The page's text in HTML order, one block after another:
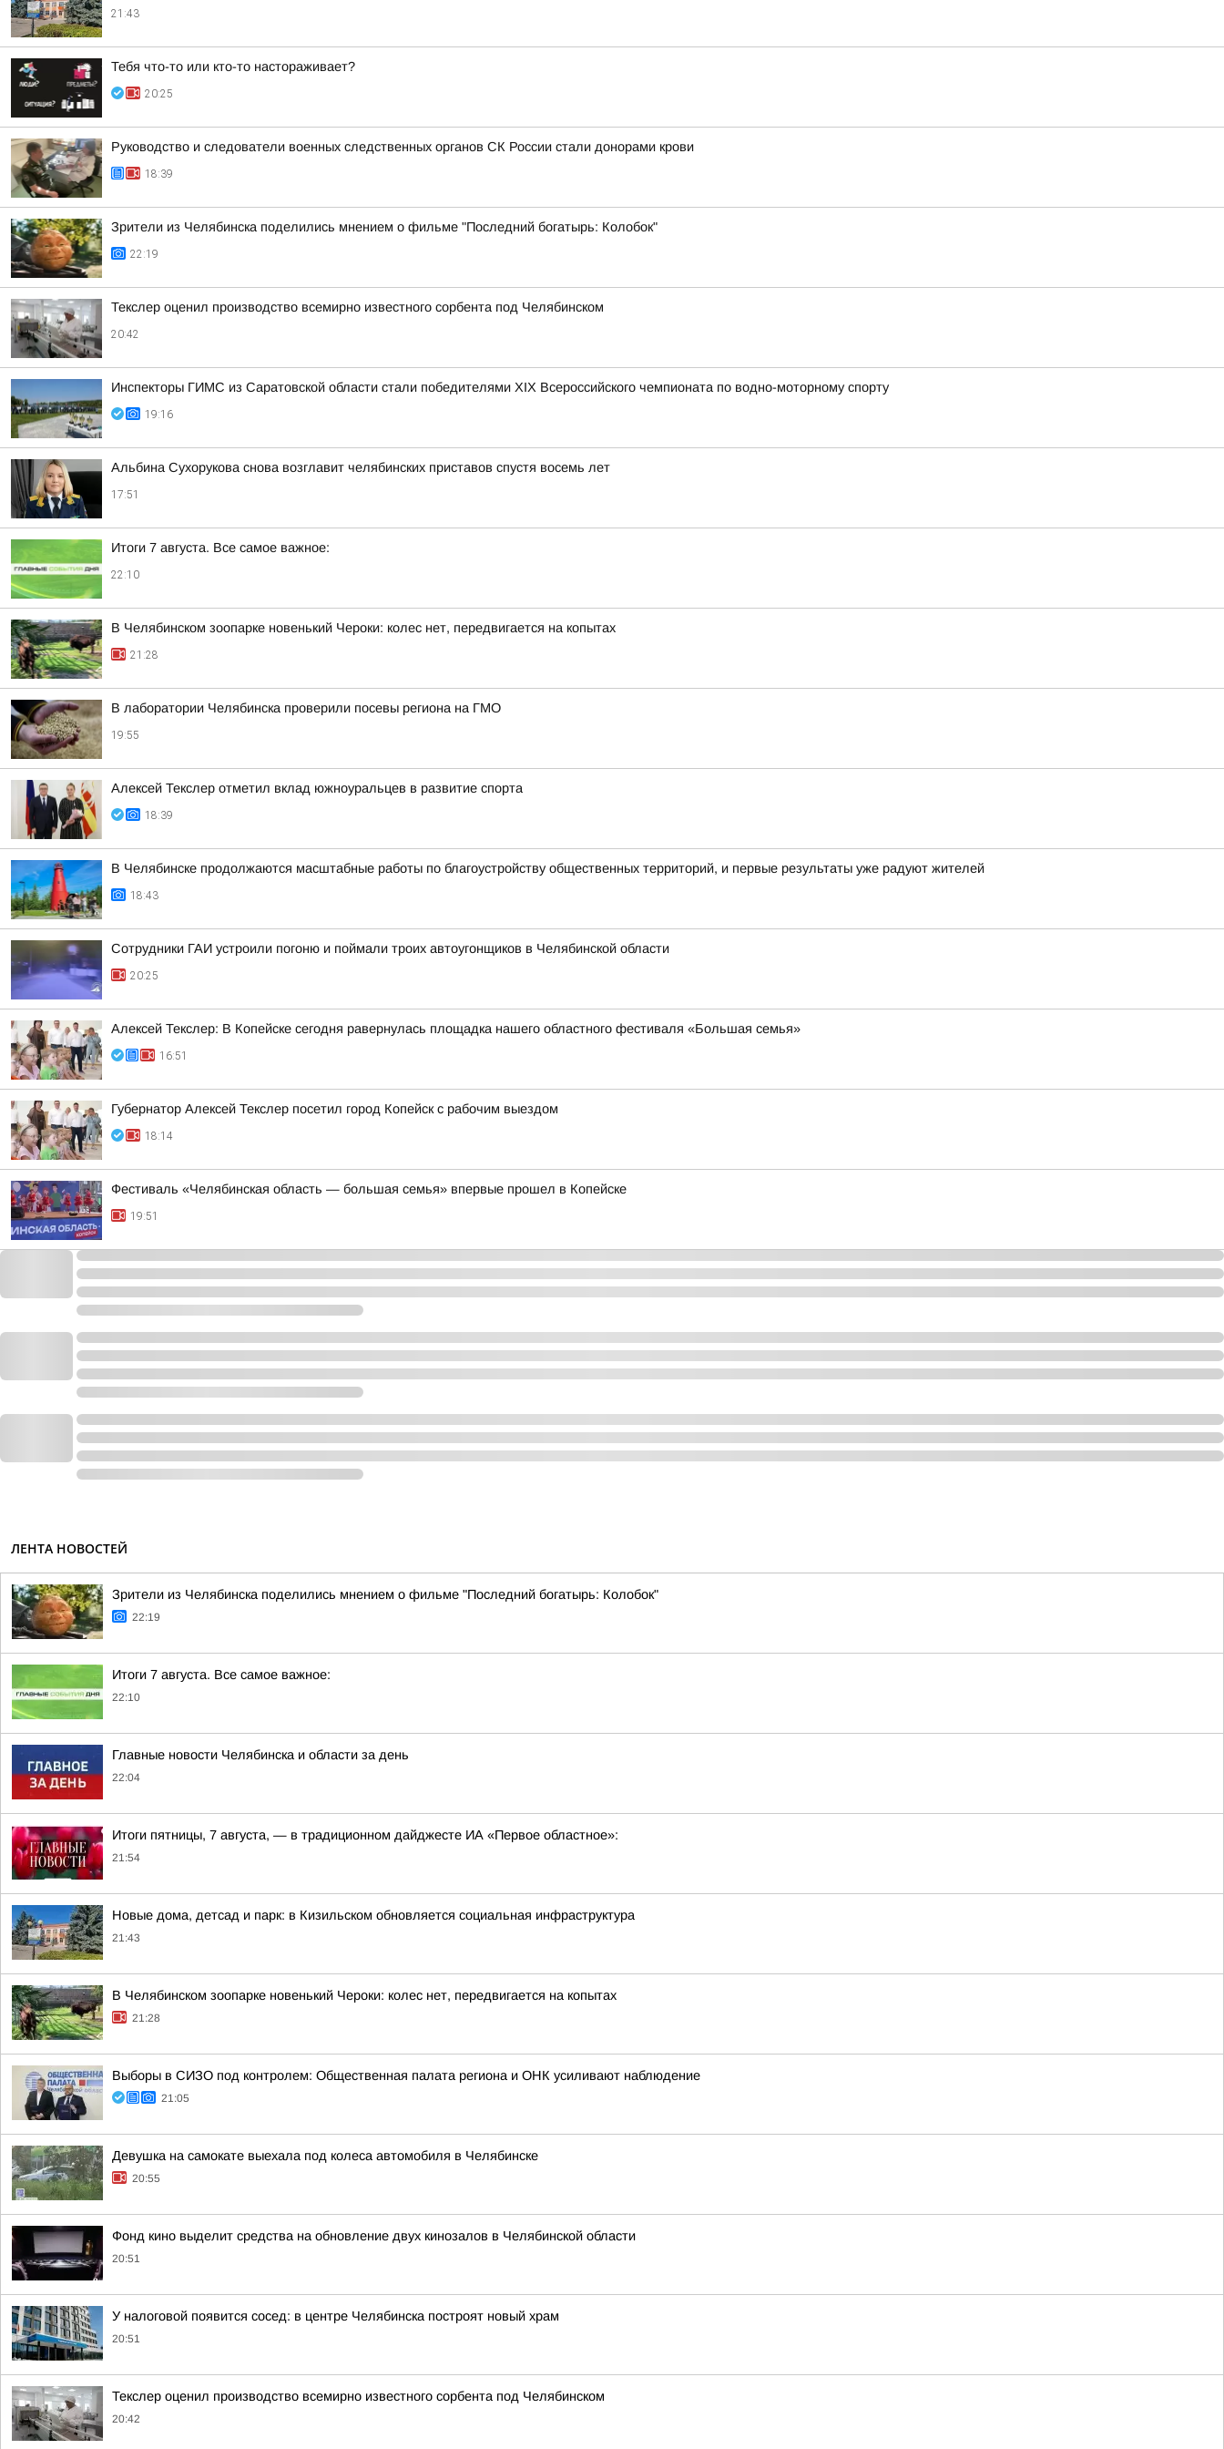
21:43
Тебя что-то или кто-то настораживает?
20:25
Руководство и следователи военных следственных органов СК России стали донорами крови
18:39
Зрители из Челябинска поделились мнением о фильме "Последний богатырь: Колобок"
22:19
Текслер оценил производство всемирно известного сорбента под Челябинском
20:42
Инспекторы ГИМС из Саратовской области стали победителями XIX Всероссийского чемпионата по водно-моторному спорту
19:16
Альбина Сухорукова снова возглавит челябинских приставов спустя восемь лет
17:51
Итоги 7 августа. Все самое важное:
22:10
В Челябинском зоопарке новенький Чероки: колес нет, передвигается на копытах
21:28
В лаборатории Челябинска проверили посевы региона на ГМО
19:55
Алексей Текслер отметил вклад южноуральцев в развитие спорта
18:39
В Челябинске продолжаются масштабные работы по благоустройству общественных территорий, и первые результаты уже радуют жителей
18:43
Сотрудники ГАИ устроили погоню и поймали троих автоугонщиков в Челябинской области
20:25
Алексей Текслер: В Копейске сегодня равернулась площадка нашего областного фестиваля «Большая семья»
16:51
Губернатор Алексей Текслер посетил город Копейск с рабочим выездом
18:14
Фестиваль «Челябинская область — большая семья» впервые прошел в Копейске
19:51
ЛЕНТА НОВОСТЕЙ
Зрители из Челябинска поделились мнением о фильме "Последний богатырь: Колобок"
22:19
Итоги 7 августа. Все самое важное:
22:10
Главные новости Челябинска и области за день
22:04
Итоги пятницы, 7 августа, — в традиционном дайджесте ИА «Первое областное»:
21:54
Новые дома, детсад и парк: в Кизильском обновляется социальная инфраструктура
21:43
В Челябинском зоопарке новенький Чероки: колес нет, передвигается на копытах
21:28
Выборы в СИЗО под контролем: Общественная палата региона и ОНК усиливают наблюдение
21:05
Девушка на самокате выехала под колеса автомобиля в Челябинске
20:55
Фонд кино выделит средства на обновление двух кинозалов в Челябинской области
20:51
У налоговой появится сосед: в центре Челябинска построят новый храм
20:51
Текслер оценил производство всемирно известного сорбента под Челябинском
20:42